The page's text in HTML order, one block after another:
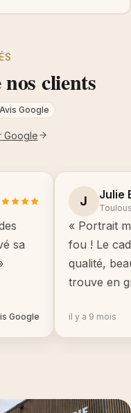
clients
Avis Google
Google
sa
Google
J Julie
« Portrait
fou ! Le
qualité,
trouve en
il y a 9 mois